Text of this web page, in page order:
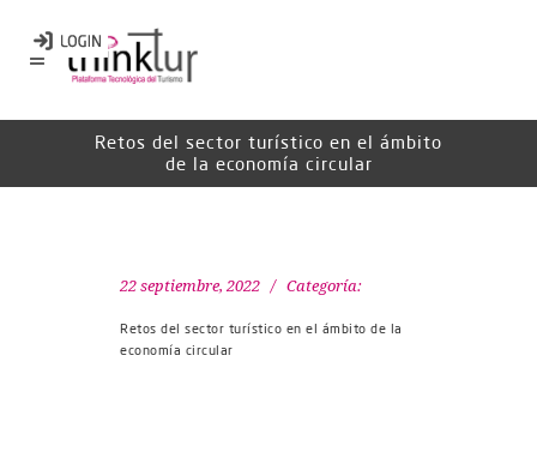
Retos del sector turístico en el ámbito
de la economía circular
22 septiembre, 2022 Categoría:
Retos del sector turístico en el ámbito de la
economía circular